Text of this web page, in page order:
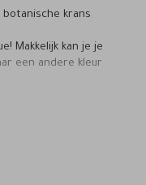
krans
Makkelijk kan je je
een andere kleur